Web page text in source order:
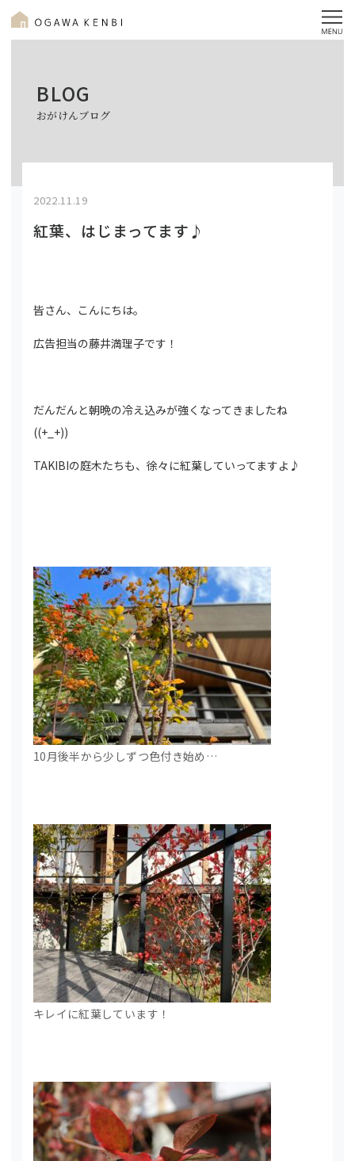
BLOG
おがけんブログ
2022.11.19
紅葉、はじまってます♪
皆さん、こんにちは。
広告担当の藤井満理子です！
だんだんと朝晩の冷え込みが強くなってきましたね
((+_+))
TAKIBIの庭木たちも、徐々に紅葉していってますよ♪
10月後半から少しずつ色付き始め…
キレイに紅葉しています！